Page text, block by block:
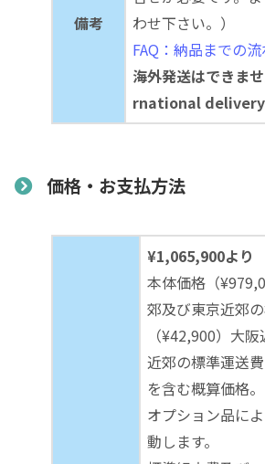
備考
わせ下さい。）
FAQ：納品までの
海外発送はできま
rnational
価格・お支払方法
¥1,065,900より
本体価格（
郊及び東京近郊
（¥42,900）大
近郊の標準運送費
を含む概算価格
オプション品に
動します。